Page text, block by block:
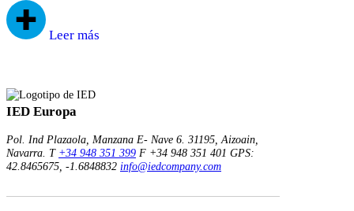
Leer más
IED Europa
Pol. Ind Plazaola, Manzana E- Nave 6. 31195, Aizoain,
Navarra. T +34 948 351 399 F +34 948 351 401 GPS:
42.8465675, -1.6848832 info@iedcompany.com